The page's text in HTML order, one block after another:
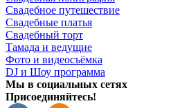
Свадебное путешествие
Свадебные платья
Свадебный торт
Тамада и ведущие
Фото и видеосъёмка
DJ и Шоу программа
Мы в социальных сетях
Присоединяйтесь!